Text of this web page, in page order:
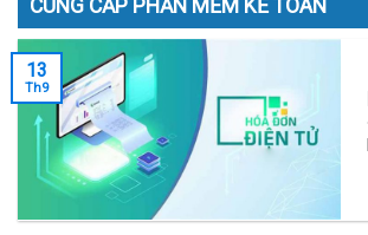
CUNG CẤP PHẦN MỀM KẾ TOÁN
13
Th9